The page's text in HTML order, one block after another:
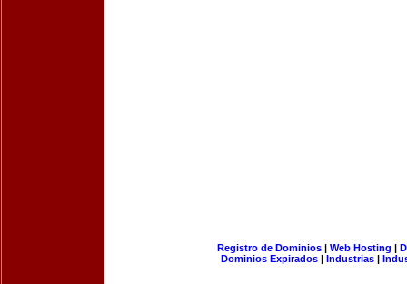
Registro de Dominios| Web Hosting |
Dominios Expirados | Industrias |